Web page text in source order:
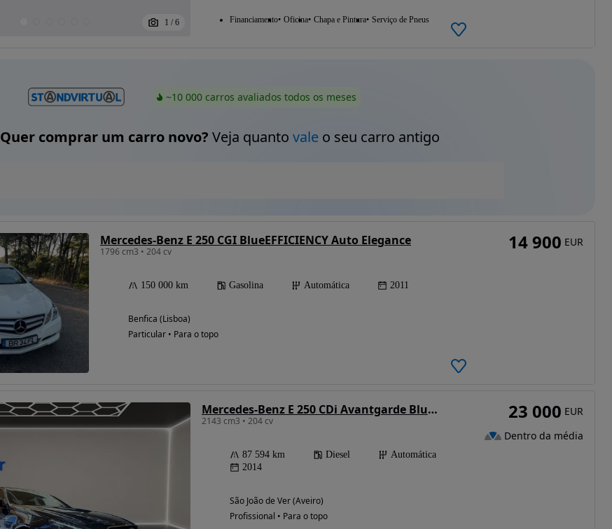
1 / 6 Financiamento Oficina Chapa e Pintura Serviço de Pneus
~10 000 carros avaliados todos os meses
Quer comprar um carro novo? Veja quanto valeo seu carro antigo
Mercedes-Benz E 250 CGI BlueEFFICIENCY Auto Elegance
1796 cm3 • 204 cv
150 000 km Gasolina Automática 2011
Benfica (Lisboa)
Particular • Para o topo
14 900 EUR
Mercedes-Benz E 250 CDi Avantgarde BlueEfficiency Auto.
2143 cm3 • 204 cv
87 594 km Diesel
Automática
2014
São João de Ver (Aveiro)
Profissional • Para o topo
23 000 EUR
Dentro da média